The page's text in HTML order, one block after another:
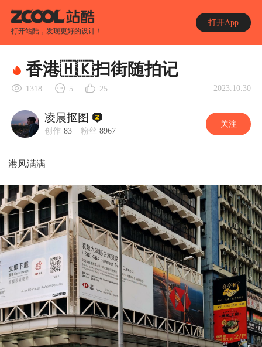
打开站酷，发现更好的设计！
打开App
香港🇭🇰扫街随拍记
1318 5 25 2023.10.30
凌晨抠图
创作 83 粉丝 8967
关注
港风满满